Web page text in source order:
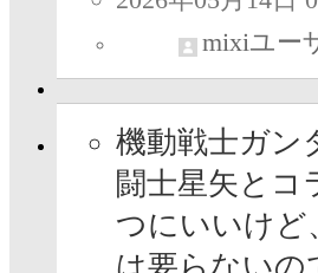
mixiユー
機動戦士ガン
闘士星矢と
つにいいけど